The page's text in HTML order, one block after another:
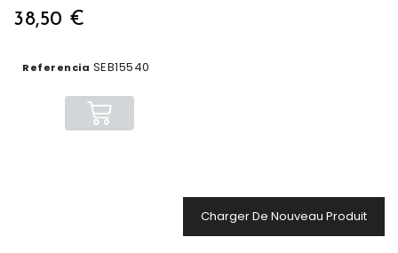
38,50 €
Referencia SEB15540
Charger De Nouveau Produit